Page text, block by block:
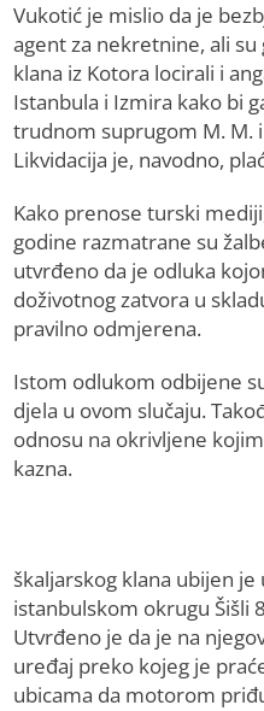
Vukotić je mislio da je
agent za nekretnine, ali
klana iz Kotora locirali i
Istanbula i Izmira kako bi
trudnom suprugom M. M.
Likvidacija je, navodno,
Kako prenose turski
godine razmatrane su
utvrđeno da je odluka
doživotnog zatvora u
pravilno odmjerena.
Istom odlukom odbijene
djela u ovom slučaju.
odnosu na okrivljene
kazna.
škaljarskog klana ubijen
istanbulskom okrugu Šišli
Utvrđeno je da je na
uređaj preko kojeg je
ubicama da motorom